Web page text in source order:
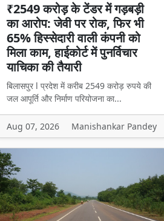
₹2549 करोड़ के टेंडर में गड़बड़ी
का आरोप: जेवी पर रोक, फिर भी
65% हिस्सेदारी वाली कंपनी को
मिला काम, हाईकोर्ट में पुनर्विचार
याचिका की तैयारी
बिलासपुर l प्रदेश में करीब 2549 करोड़ रुपये की
जल आपूर्ति और निर्माण परियोजना का...
Aug 07, 2026 Manishankar Pandey